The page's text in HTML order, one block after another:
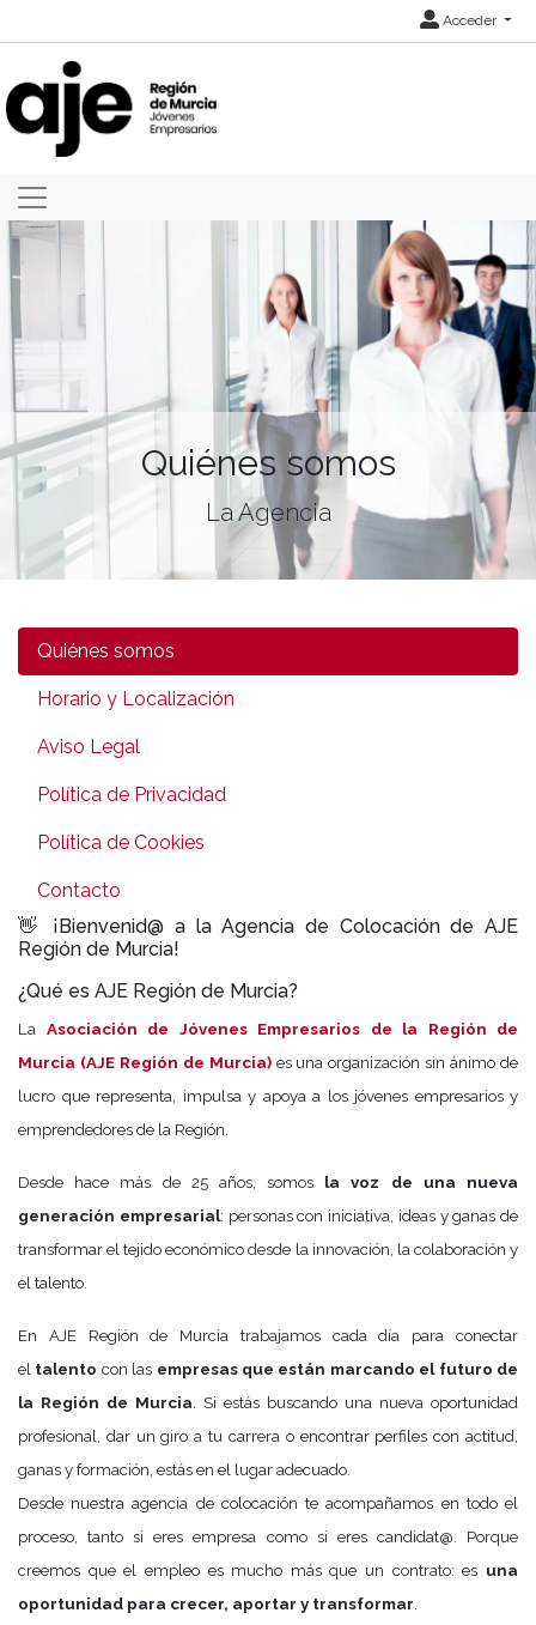
Acceder
Quiénes somos
La Agencia
Quiénes somos
Horario y Localización
Aviso Legal
Política de Privacidad
Política de Cookies
Contacto
👋 ¡Bienvenid@ a la Agencia de Colocación de AJE
Región de Murcia!
¿Qué es AJE Región de Murcia?
La Asociación de Jóvenes Empresarios de la Región de
Murcia (AJE Región de Murcia)es una organización sin ánimo de
lucro que representa, impulsa y apoya a los jóvenes empresarios y
emprendedores de la Región.
Desde hace más de 25 años, somos la voz de una nueva
generación empresarial: personas con iniciativa, ideas y ganas de
transformar el tejido económico desde la innovación, la colaboración y
el talento.
En AJE Región de Murcia trabajamos cada día para conectar
el talento con las empresas que están marcando el futuro de
la Región de Murcia . Si estás buscando una nueva oportunidad
profesional, dar un giro a tu carrera o encontrar perfiles con actitud,
ganas y formación, estás en el lugar adecuado.
Desde nuestra agencia de colocación te acompañamos en todo el
proceso, tanto si eres empresa como si eres candidat@. Porque
creemos que el empleo es mucho más que un contrato: es una
oportunidad para crecer, aportar y transformar